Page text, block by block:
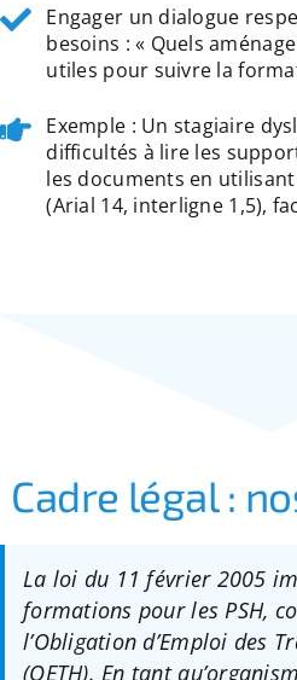
Engager un dialogue
besoins : « Quels
utiles pour suivre la
Exemple : Un stagiaire
difficultés à lire les
les documents en
(Arial 14, interligne 1,5),
Cadre légal :
La loi du 11 février 2005
formations pour les PSH,
l’Obligation d’Emploi des
(OETH). En tant